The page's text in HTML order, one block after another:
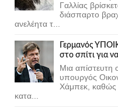
Γαλλίας
διάσπαρτο
ανελέητα τ...
Γερμανός
στο σπίτι για
Μια απίστευτη
υπουργός
Χάμπεκ, καθώς
κατα...